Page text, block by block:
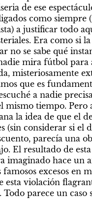
de ese
como
a justificar todo
Era como si
no se sabe qué
mira fútbol para
misteriosamente
que es
a nadie
mismo tiempo. Pero
la idea de que el
(sin considerar si el
parecía una
El resultado de
imaginado hace un
famosos excesos en
esta violación
Todo parece un